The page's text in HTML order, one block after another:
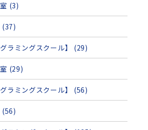
(3)
(37)
グラミングスクール】 (29)
(29)
グラミングスクール】 (56)
(56)